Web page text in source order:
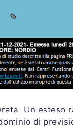
Un esteso
di